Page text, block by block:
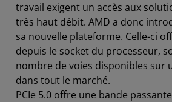
travail exigent un accès aux
très haut débit. AMD a donc
sa nouvelle plateforme. Celle-ci
depuis le socket du processeur,
nombre de voies disponibles sur
dans tout le marché.
PCIe 5.0 offre une bande